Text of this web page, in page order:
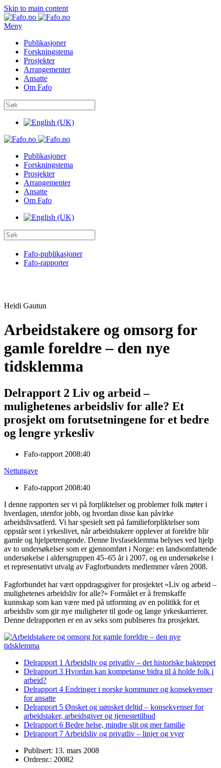
Skip to main content
Meny
Publikasjoner
Forskningstema
Prosjekter
Arrangementer
Ansatte
Om Fafo
Publikasjoner
Forskningstema
Prosjekter
Arrangementer
Ansatte
Om Fafo
Fafo-publikasjoner
Fafo-rapporter
Heidi Gautun
Arbeidstakere og omsorg for
gamle foreldre – den nye
tidsklemma
Delrapport 2 Liv og arbeid –
mulighetenes arbeidsliv for alle? Et
prosjekt om forutsetningene for et bedre
og lengre yrkesliv
Fafo-rapport 2008:40
Nettutgave
Fafo-rapport 2008:40
I denne rapporten ser vi på forpliktelser og problemer folk møter i
hverdagen, utenfor jobb, og hvordan disse kan påvirke
arbeidslivsatferd. Vi har spesielt sett på familieforpliktelser som
oppstår sent i yrkeslivet, når arbeidstakere opplever at foreldre blir
gamle og hjelpetrengende. Denne livsfaseklemma belyses ved hjelp
av to undersøkelser som er gjennomført i Norge: en landsomfattende
undersøkelse i aldersgruppen 45–65 år i 2007, og en undersøkelse i
et representativt utvalg av Fagforbundets medlemmer våren 2008.
Fagforbundet har vært oppdragsgiver for prosjektet «Liv og arbeid –
mulighetenes arbeidsliv for alle?» Formålet er å fremskaffe
kunnskap som kan være med på utforming av en politikk for et
arbeidsliv som gir nye muligheter til gode og lange yrkeskarrierer.
Denne delrapporten er en av seks som publiseres fra prosjektet.
Delrapport 1 Arbeidsliv og privatliv – det historiske bakteppet
Delrapport 3 Hvordan kan kompetanse bidra til å holde folk i
arbeid?
Delrapport 4 Endringer i norske kommuner og konsekvenser
for ansatte
Delrapport 5 Ønsket og uønsket deltid – konsekvenser for
arbeidstaker, arbeidsgiver og tjenestetilbud
Delrapport 6 Bedre helse, mindre slit og mer familie
Delrapport 7 Arbeidsliv og privatliv – linjer og vyer
Publisert: 13. mars 2008
Ordrenr.: 20082